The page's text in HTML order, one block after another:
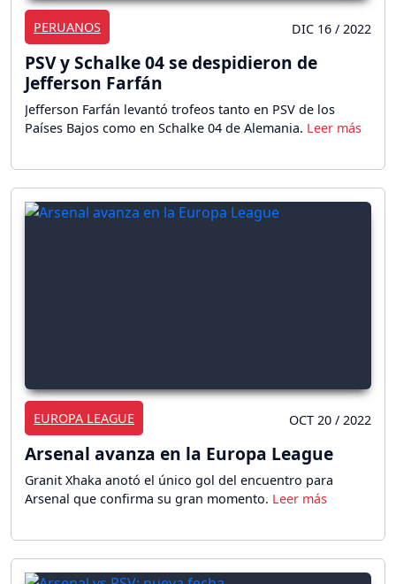
PERUANOS DIC 16 / 2022
PSV y Schalke 04 se despidieron de
Jefferson Farfán
Jefferson Farfán levantó trofeos tanto en PSV de los
Países Bajos como en Schalke 04 de Alemania.
EUROPA LEAGUE OCT 20 / 2022
Arsenal avanza en la Europa League
Granit Xhaka anotó el único gol del encuentro para
Arsenal que confirma su gran momento.